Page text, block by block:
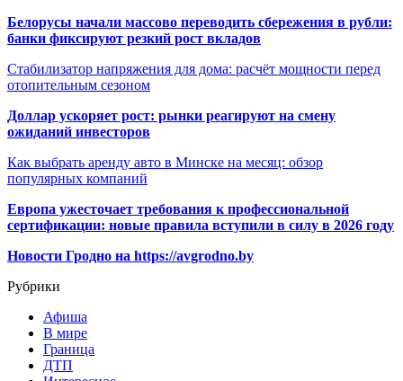
Белорусы начали массово переводить сбережения в рубли:
банки фиксируют резкий рост вкладов
Стабилизатор напряжения для дома: расчёт мощности перед
отопительным сезоном
Доллар ускоряет рост: рынки реагируют на смену
ожиданий инвесторов
Как выбрать аренду авто в Минске на месяц: обзор
популярных компаний
Европа ужесточает требования к профессиональной
сертификации: новые правила вступили в силу в 2026 году
Новости Гродно на https://avgrodno.by
Рубрики
Афиша
В мире
Граница
ДТП